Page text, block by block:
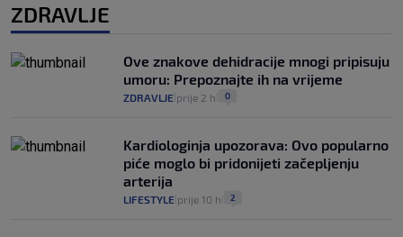
ZDRAVLJE
Ove znakove dehidracije mnogi pripisuju
umoru: Prepoznajte ih na vrijeme
ZDRAVLJE prije 2 h 0
Kardiologinja upozorava: Ovo popularno
piće moglo bi pridonijeti začepljenju
arterija
LIFESTYLE prije 10 h 2